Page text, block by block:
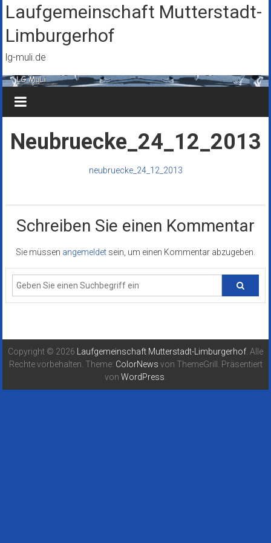
Zum
Inhalt
springen
Laufgemeinschaft Mutterstadt-
Limburgerhof
lg-muli.de
Neubruecke_24_12_2013
neubruecke_24_12_2013
Schreiben Sie einen Kommentar
Sie müssen angemeldet sein, um einen Kommentar abzugeben.
Copyright © 2026 Laufgemeinschaft Mutterstadt-Limburgerhof . Alle
Rechte vorbehalten. Theme: ColorNews von ThemeGrill. Präsentiert
von WordPress